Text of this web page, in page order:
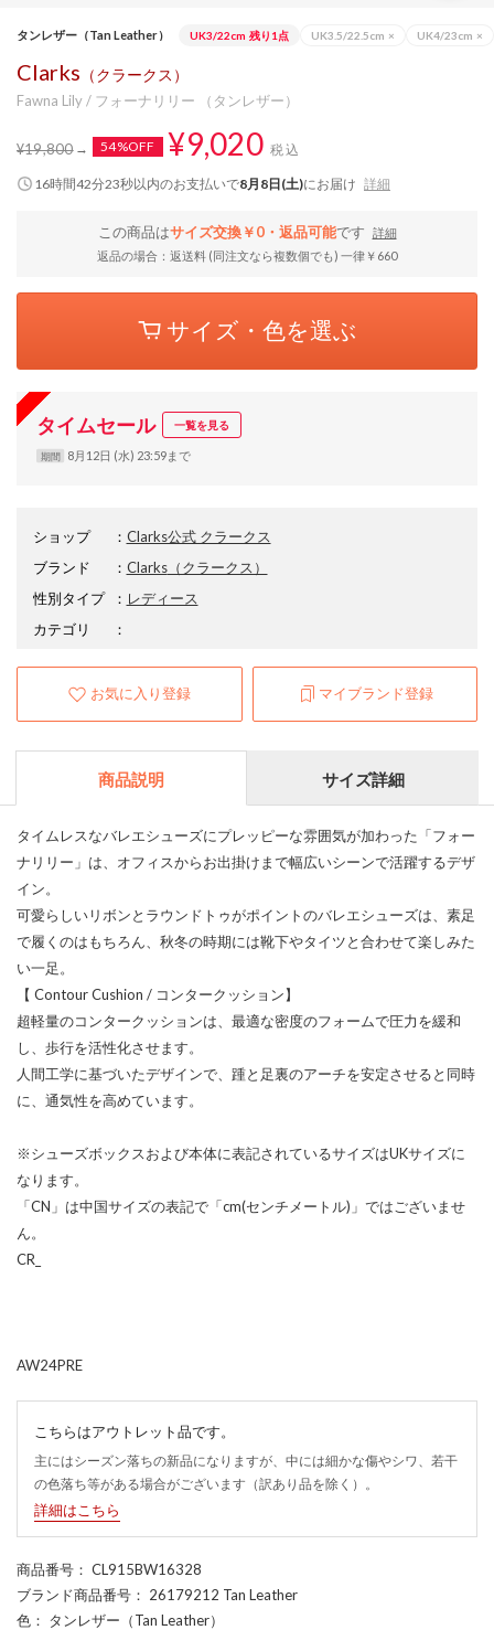
タンレザー（Tan Leather） UK3/22cm 残り1点 UK3.5/22.5cm × UK4/23cm ×
Clarks （クラークス）
Fawna Lily / フォーナリリー （タンレザー）
¥19,800 54%OFF ¥9,020 税込
16時間42分22秒以内のお支払いで8月8日(土)にお届け 詳細
この商品はサイズ交換￥0・返品可能です
詳細
返品の場合：返送料 (同注文なら複数個でも) 一律￥660
サイズ・色を選ぶ
タイムセール 一覧を見る
期間 8月12日 (水) 23:59まで
ショップ ： Clarks公式 クラークス
ブランド
： Clarks（クラークス）
性別タイプ
： レディース
カテゴリ
：
お気に入り登録 マイブランド登録
商品説明 サイズ詳細
タイムレスなバレエシューズにプレッピーな雰囲気が加わった「フォー
ナリリー」は、オフィスからお出掛けまで幅広いシーンで活躍するデザ
イン。
可愛らしいリボンとラウンドトゥがポイントのバレエシューズは、素足
で履くのはもちろん、秋冬の時期には靴下やタイツと合わせて楽しみた
い一足。
【 Contour Cushion / コンタークッション】
超軽量のコンタークッションは、最適な密度のフォームで圧力を緩和
し、歩行を活性化させます。
人間工学に基づいたデザインで、踵と足裏のアーチを安定させると同時
に、通気性を高めています。
※シューズボックスおよび本体に表記されているサイズはUKサイズに
なります。
「CN」は中国サイズの表記で「cm(センチメートル)」ではございませ
ん。
CR_
AW24PRE
こちらはアウトレット品です。
主にはシーズン落ちの新品になりますが、中には細かな傷やシワ、若干
の色落ち等がある場合がございます（訳あり品を除く）。
詳細はこちら
商品番号 ： CL915BW16328
ブランド商品番号 ： 26179212 Tan Leather
色 ： タンレザー（Tan Leather）